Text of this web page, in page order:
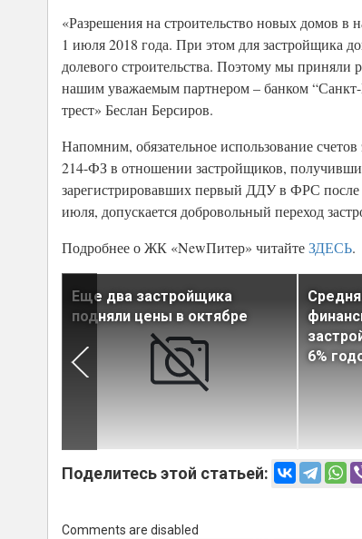
«Разрешения на строительство новых домов
1 июля 2018 года. При этом для застройщика
долевого строительства. Поэтому мы
нашим уважаемым партнером – банком “Санкт-
трест» Беслан Берсиров.
Напомним, обязательное использование
214-ФЗ в отношении застройщиков,
зарегистрировавших первый ДДУ в ФРС после
июля, допускается добровольный переход
Подробнее о ЖК «NewПитер» читайтеЗДЕСЬ.
Еще два застройщика
подняли цены в октябре
6%
Поделитесь этой статьей:
Comments are disabled